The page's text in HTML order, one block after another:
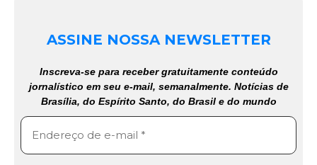
ASSINE NOSSA NEWSLETTER
Inscreva-se para receber gratuitamente conteúdo
jornalístico em seu e-mail, semanalmente. Notícias de
Brasília, do Espírito Santo, do Brasil e do mundo